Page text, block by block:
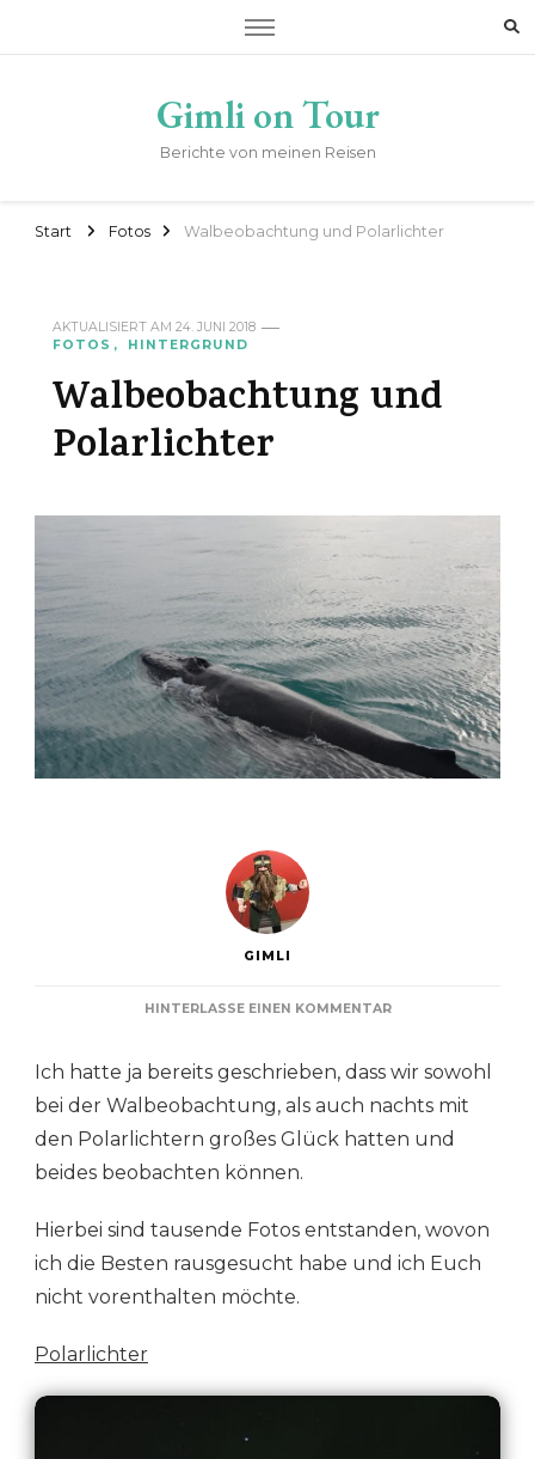
Gimli on Tour
Berichte von meinen Reisen
Start Fotos Walbeobachtung und Polarlichter
AKTUALISIERT AM 24. JUNI 2018
FOTOS
HINTERGRUND
Walbeobachtung und
Polarlichter
GIMLI
HINTERLASSE EINEN KOMMENTARZU
POLARLICHTER
Ich hatte ja bereits geschrieben, dass wir sowohl
bei der Walbeobachtung, als auch nachts mit
den Polarlichtern großes Glück hatten und
beides beobachten können.
Hierbei sind tausende Fotos entstanden, wovon
ich die Besten rausgesucht habe und ich Euch
nicht vorenthalten möchte.
Polarlichter